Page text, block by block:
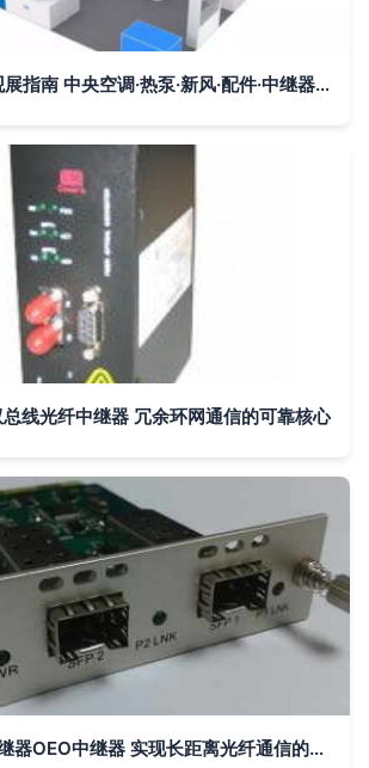
2019年制冷展观展指南 中央空调·热泵·新风·配件·中继器全解析
线光纤中继器 冗余环网通信的可靠核心
供应4.25G光中继器OEO中继器 实现长距离光纤通信的可靠选择